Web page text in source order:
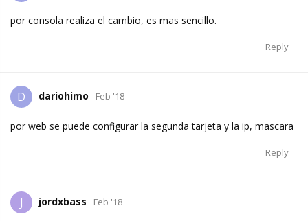
por consola realiza el cambio, es mas sencillo.
Reply
D dariohimo Feb '18
por web se puede configurar la segunda tarjeta y la ip, mascara
Reply
J jordxbass Feb '18